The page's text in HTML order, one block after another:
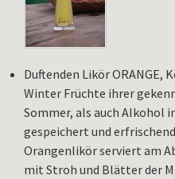
Duftenden Likör ORANGE,
Winter Früchte ihrer
Sommer, als auch Alkohol
gespeichert und
Orangenlikör serviert am
mit Stroh und Blätter der